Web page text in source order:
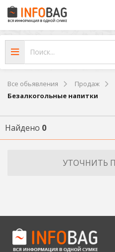
Все обьявления Продаж
Безалкогольные напитки
Найдено 0
УТОЧНИТЬ